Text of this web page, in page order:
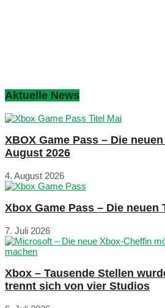
Aktuelle News
XBOX Game Pass – Die
August 2026
4. August 2026
Xbox Game Pass – Die neuen
7. Juli 2026
Xbox – Tausende Stellen
trennt sich von vier Studios